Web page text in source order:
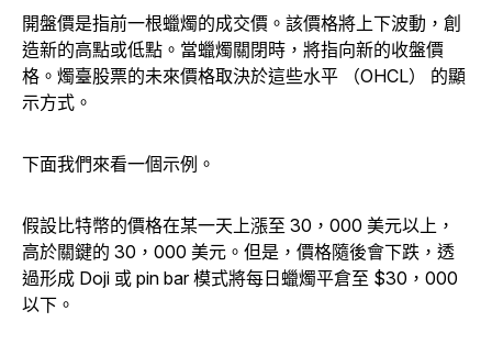
開盤價是指前一根蠟燭的成交價。該價格將上下波動，創
造新的高點或低點。當蠟燭關閉時，將指向新的收盤價
格。燭臺股票的未來價格取決於這些水平 （OHCL） 的顯
示方式。
下面我們來看一個示例。
假設比特幣的價格在某一天上漲至 30，000 美元以上，
高於關鍵的 30，000 美元。但是，價格隨後會下跌，透
過形成 Doji 或 pin bar 模式將每日蠟燭平倉至 $30，000
以下。